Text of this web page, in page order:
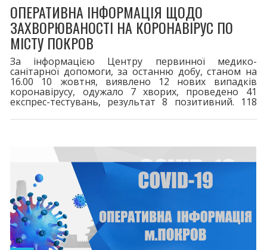
ОПЕРАТИВНА ІНФОРМАЦІЯ ЩОДО
ЗАХВОРЮВАНОСТІ НА КОРОНАВІРУС ПО
МІСТУ ПОКРОВ
За інформацією Центру первинної медико-
санітарної допомоги, за останню добу, станом на
16.00 10 жовтня, виявлено 12 нових випадків
коронавірусу, одужало 7 хворих, проведено 41
експрес-тестувань, результат 8 позитивний. 118
Шпиталізовано 1 хворого. За весь період у місті
щеплено 16510. Третя бустерна доза - 4494,
четверта - 100. Шановні покровчани! При перших
симптомах